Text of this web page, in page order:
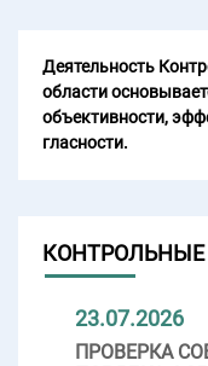
Деятельность
области
объективности,
гласности.
23.07.2026
ПРОВЕРКА